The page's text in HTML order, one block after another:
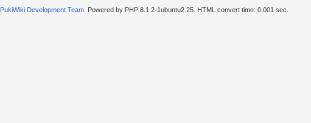
PukiWiki Development Team. Powered by PHP 8.1.2-1ubuntu2.25. HTML convert time: 0.001 sec.